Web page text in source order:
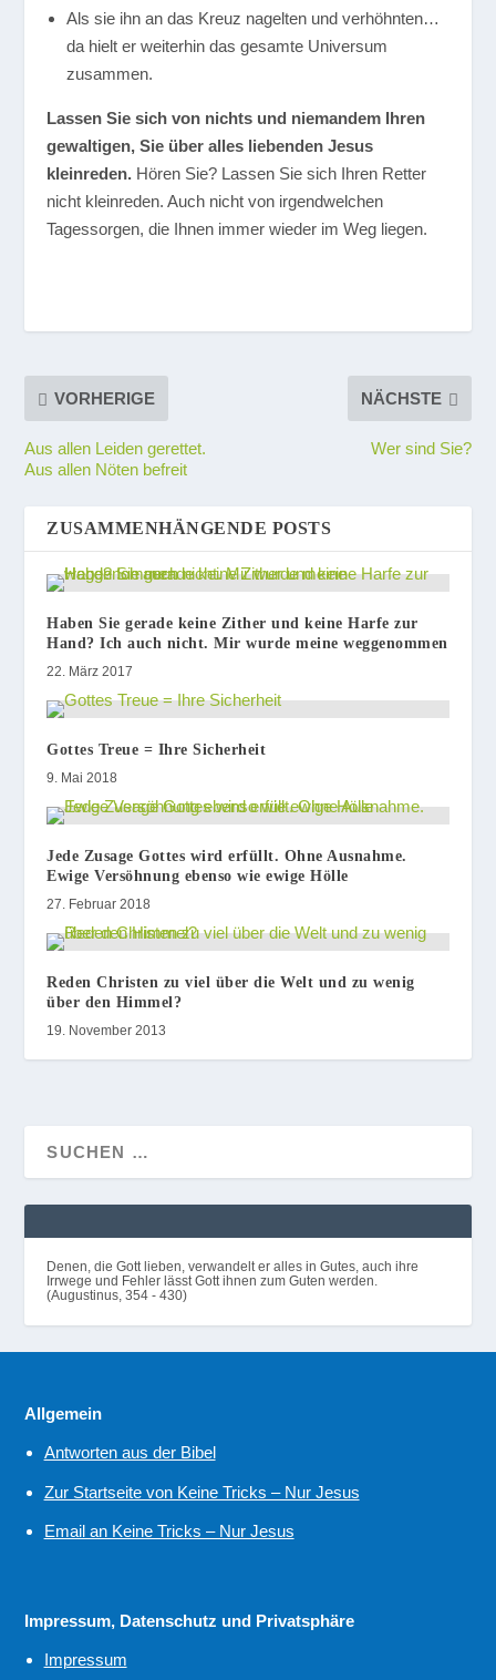
Als sie ihn an das Kreuz nagelten und verhöhnten…
da hielt er weiterhin das gesamte Universum
zusammen.
Lassen Sie sich von nichts und niemandem Ihren
gewaltigen, Sie über alles liebenden Jesus
kleinreden. Hören Sie? Lassen Sie sich Ihren Retter
nicht kleinreden. Auch nicht von irgendwelchen
Tagessorgen, die Ihnen immer wieder im Weg liegen.
VORHERIGE
Aus allen Leiden gerettet.
Aus allen Nöten befreit
NÄCHSTE
Wer sind Sie?
ZUSAMMENHÄNGENDE POSTS
Haben Sie gerade keine Zither und keine Harfe zur
Hand? Ich auch nicht. Mir wurde meine weggenommen
22. März 2017
Gottes Treue = Ihre Sicherheit
9. Mai 2018
Jede Zusage Gottes wird erfüllt. Ohne Ausnahme.
Ewige Versöhnung ebenso wie ewige Hölle
27. Februar 2018
Reden Christen zu viel über die Welt und zu wenig
über den Himmel?
19. November 2013
Denen, die Gott lieben, verwandelt er alles in Gutes, auch ihre
Irrwege und Fehler lässt Gott ihnen zum Guten werden.
(Augustinus, 354 - 430)
Allgemein
Antworten aus der Bibel
Zur Startseite von Keine Tricks – Nur Jesus
Email an Keine Tricks – Nur Jesus
Impressum, Datenschutz und Privatsphäre
Impressum